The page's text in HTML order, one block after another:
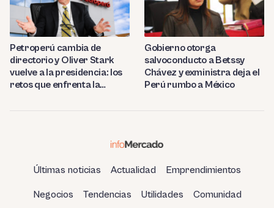
Petroperú cambia de
directorio y Oliver Stark
vuelve a la presidencia: los
retos que enfrenta la
Gobierno otorga
salvoconducto a Betssy
Chávez y exministra deja el
Perú rumbo a México
Últimas noticias Actualidad Emprendimientos
Negocios Tendencias Utilidades Comunidad